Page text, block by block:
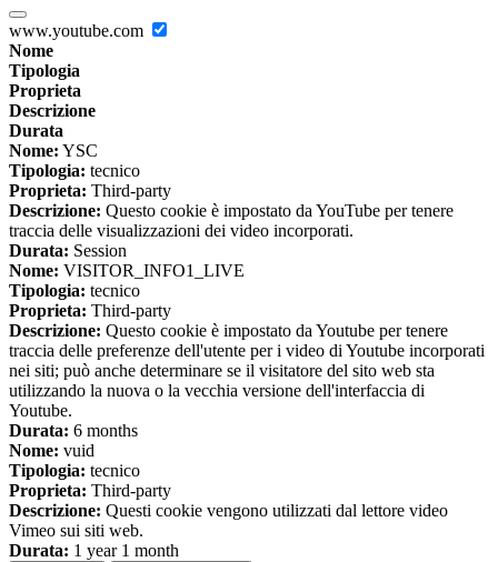
www.youtube.com
Nome
Tipologia
Proprieta
Descrizione
Durata
Nome: YSC
Tipologia: tecnico
Proprieta: Third-party
Descrizione: Questo cookie è impostato da YouTube per tenere
traccia delle visualizzazioni dei video incorporati.
Durata: Session
Nome: VISITOR_INFO1_LIVE
Tipologia: tecnico
Proprieta: Third-party
Descrizione: Questo cookie è impostato da Youtube per tenere
traccia delle preferenze dell'utente per i video di Youtube incorporati
nei siti; può anche determinare se il visitatore del sito web sta
utilizzando la nuova o la vecchia versione dell'interfaccia di
Youtube.
Durata: 6 months
Nome: vuid
Tipologia: tecnico
Proprieta: Third-party
Descrizione: Questi cookie vengono utilizzati dal lettore video
Vimeo sui siti web.
Durata: 1 year 1 month